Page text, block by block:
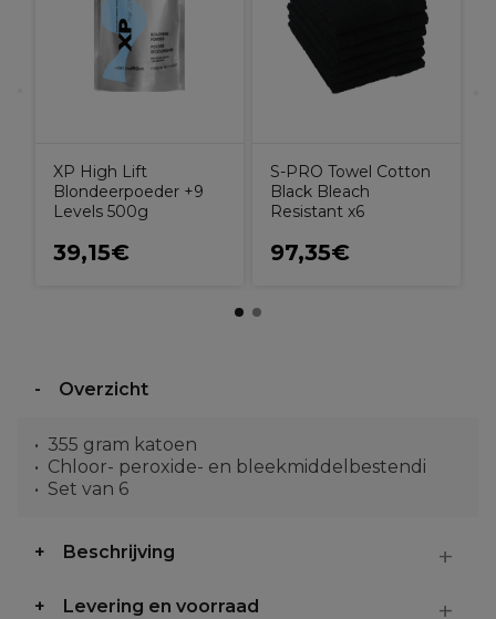
XP High Lift
Blondeerpoeder +9
Levels 500g
39,15€
S-PRO Towel Cotton
Black Bleach
Resistant x6
97,35€
Overzicht
355 gram katoen
Chloor- peroxide- en bleekmiddelbestendi
Set van 6
Beschrijving
Levering en voorraad